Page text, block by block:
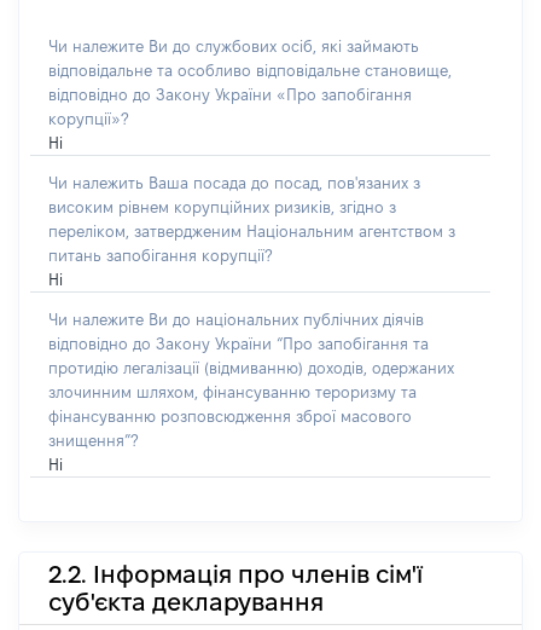
Чи належите Ви до службових осіб, які займають
відповідальне та особливо відповідальне становище,
відповідно до Закону України «Про запобігання
корупції»?
Ні
Чи належить Ваша посада до посад, пов'язаних з
високим рівнем корупційних ризиків, згідно з
переліком, затвердженим Національним агентством з
питань запобігання корупції?
Ні
Чи належите Ви до національних публічних діячів
відповідно до Закону України “Про запобігання та
протидію легалізації (відмиванню) доходів, одержаних
злочинним шляхом, фінансуванню тероризму та
фінансуванню розповсюдження зброї масового
знищення”?
Ні
2.2. Інформація про членів сім'ї
суб'єкта декларування